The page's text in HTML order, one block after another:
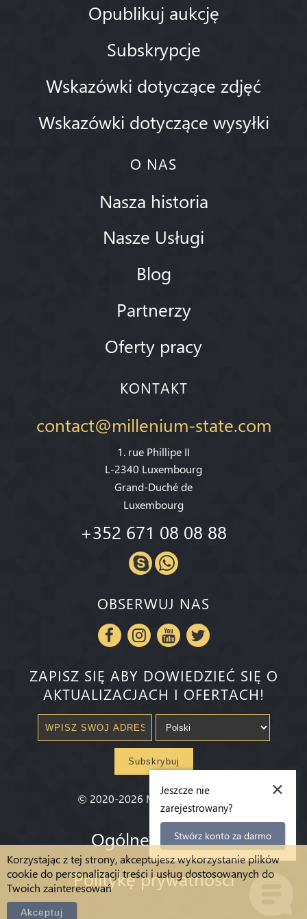
Korzystając z tej strony, akceptujesz wykorzystanie plików
cookie do personalizacji treści i usług dostosowanych do
Twoich zainteresowań
Akceptuj
Opublikuj aukcję
Subskrypcje
Wskazówki dotyczące zdjęć
Wskazówki dotyczące wysyłki
O NAS
Nasza historia
Nasze Usługi
Blog
Partnerzy
Oferty pracy
KONTAKT
contact@millenium-state.com
1. rue Phillipe II
L-2340 Luxembourg
Grand-Duché de
Luxembourg
+352 671 08 08 88
OBSERWUJ NAS
ZAPISZ SIĘ ABY DOWIEDZIEĆ SIĘ O
AKTUALIZACJACH I OFERTACH!
Subskrybuj
© 2020-2026 Millenium State
Ogólne warunki
Politykę prywatności
×
Jeszcze nie
zarejestrowany?
Stwórz konto za darmo